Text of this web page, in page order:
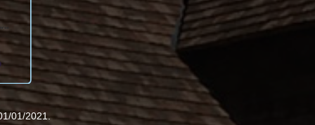
01/2021.